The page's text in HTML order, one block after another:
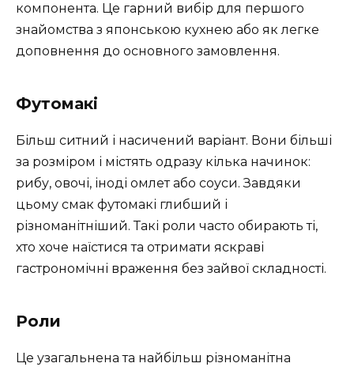
компонента. Це гарний вибір для першого
знайомства з японською кухнею або як легке
доповнення до основного замовлення.
Футомакі
Більш ситний і насичений варіант. Вони більші
за розміром і містять одразу кілька начинок:
рибу, овочі, іноді омлет або соуси. Завдяки
цьому смак футомакі глибший і
різноманітніший. Такі роли часто обирають ті,
хто хоче наїстися та отримати яскраві
гастрономічні враження без зайвої складності.
Роли
Це узагальнена та найбільш різноманітна